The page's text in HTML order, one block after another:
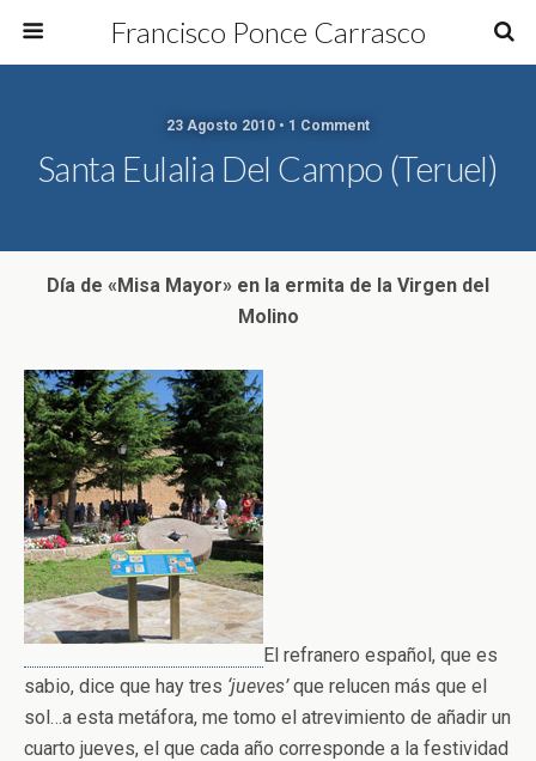
Francisco Ponce Carrasco
23 Agosto 2010 • 1 Comment
Santa Eulalia Del Campo (Teruel)
Día de «Misa Mayor» en la ermita de la Virgen del
Molino
El refranero español, que es
sabio, dice que hay tres ‘jueves’que relucen más que el
sol…a esta metáfora, me tomo el atrevimiento de añadir un
cuarto jueves, el que cada año corresponde a la festividad